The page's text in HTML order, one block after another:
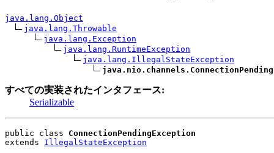
java.lang.Object
java.lang.Throwable
java.lang.Exception
java.lang.RuntimeException
java.lang.IllegalStateException
すべての実装されたインタフェース:
Serializable
public class ConnectionPendingException
extends IllegalStateException